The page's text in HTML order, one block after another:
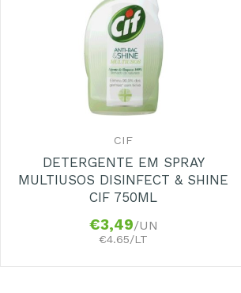
CIF
DETERGENTE EM SPRAY
MULTIUSOS DISINFECT & SHINE
CIF 750ML
€3,49/UN
€4.65/LT